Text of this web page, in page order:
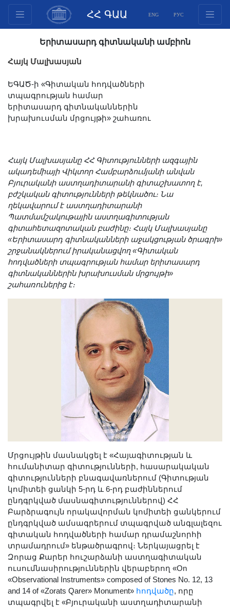
ՀՀ ԳԱԱ ENG РУС
անդամներ
Փաստաթղթեր
Ինովացիոն առաջարկներ
Հրատարակություններ
Մրցույթներ
Միջազգային
համագործակցություն
Երիտասարդական
ծրագրեր
Լուսանկարներ
Տեսադարան
Վեբ ռեսուրսներ
Այլ ակադեմիաներ
«Գիտություն» թերթ
«Գիտության աշխարհում»
Հրապարակումներ
Համալսարաններ
Նորություններ
Գիտական արդյունքներ
Սփյուռքի գիտնականները
Երիտասարդ գիտնականի
ամբիոն
Մեր երախտավորները
Հայտարարություններ
Կայքի քարտեզ
Որոնում
Երիտասարդ գիտնականի ամբիոն
Հայկ Մալխասյան
ԵԳԱԾ-ի «Գիտական հոդվածների
տպագրության համար
երիտասարդ գիտնականներին
խրախուսման մրցույթի» շահառու
Հայկ Մալխասյանը ՀՀ Գիտությունների ազգային
ակադեմիայի Վիկտոր Համբարձումյանի անվան
Բյուրականի աստղադիտարանի գիտաշխատող է,
բժշկական գիտությունների թեկնածու։ Նա
ղեկավարում է աստղադիտարանի
Պատմամշակութային աստղագիտության
գիտահետազոտական բաժինը։ Հայկ Մալխասյանը
«Երիտասարդ գիտնականների աջակցության ծրագրի»
շրջանակներում իրականացվող «Գիտական
հոդվածների տպագրության համար երիտասարդ
գիտնականներին խրախուսման մրցույթի»
շահառուներից է։
Մրցույթին մասնակցել է «Հայագիտության և
հումանիտար գիտությունների, հասարակական
գիտությունների բնագավառներում (Գիտության
կոմիտեի ցանկի 5-րդ և 6-րդ բաժիններում
ընդգրկված մասնագիտություններով) ՀՀ
Բարձրագույն որակավորման կոմիտեի ցանկերում
ընդգրկված ամսագրերում տպագրված անգլալեզու
գիտական հոդվածների համար դրամաշնորհի
տրամադրում» ենթածրագրով։ Ներկայացրել է
Զորաց Քարեր հուշարձանի աստղագիտական
ուսումնասիրություններին վերաբերող «On
«Observational Instruments» composed of Stones No. 12, 13
and 14 of «Zorats Qarer» Monument» հոդվածը, որը
տպագրվել է «Բյուրականի աստղադիտարանի